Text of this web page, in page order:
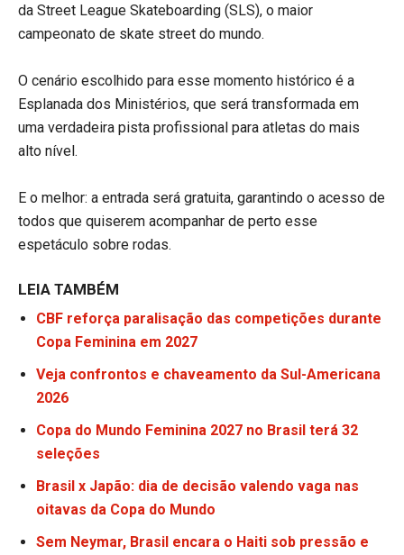
da Street League Skateboarding (SLS), o maior
campeonato de skate street do mundo.
O cenário escolhido para esse momento histórico é a
Esplanada dos Ministérios, que será transformada em
uma verdadeira pista profissional para atletas do mais
alto nível.
E o melhor: a entrada será gratuita, garantindo o acesso de
todos que quiserem acompanhar de perto esse
espetáculo sobre rodas.
LEIA TAMBÉM
CBF reforça paralisação das competições durante
Copa Feminina em 2027
Veja confrontos e chaveamento da Sul-Americana
2026
Copa do Mundo Feminina 2027 no Brasil terá 32
seleções
Brasil x Japão: dia de decisão valendo vaga nas
oitavas da Copa do Mundo
Sem Neymar, Brasil encara o Haiti sob pressão e